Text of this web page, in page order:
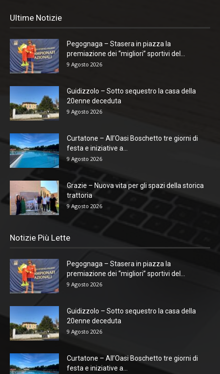
Ultime Notizie
Pegognaga – Stasera in piazza la
premiazione dei “migliori” sportivi del...
9 Agosto 2026
Guidizzolo – Sotto sequestro la casa della
20enne deceduta
9 Agosto 2026
Curtatone – All’Oasi Boschetto tre giorni di
festa e iniziative a...
9 Agosto 2026
Grazie – Nuova vita per gli spazi della storica
trattoria
9 Agosto 2026
Notizie Più Lette
Pegognaga – Stasera in piazza la
premiazione dei “migliori” sportivi del...
9 Agosto 2026
Guidizzolo – Sotto sequestro la casa della
20enne deceduta
9 Agosto 2026
Curtatone – All’Oasi Boschetto tre giorni di
festa e iniziative a...